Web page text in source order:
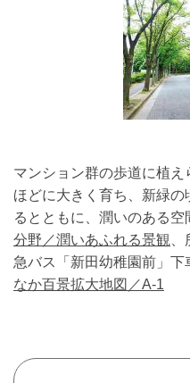
マンション群の歩道に植え
ほどに大きく育ち、新緑の
るとともに、潤いのある空
分野／潤いあふれる景観
急バス「新田幼稚園前」下
なか百景拡大地図／A-1